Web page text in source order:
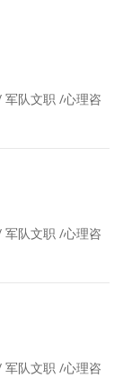
队文职 /心理咨
队文职 /心理咨
队文职 /心理咨